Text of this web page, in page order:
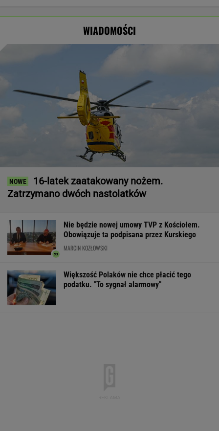
WIADOMOŚCI
16-latek zaatakowany nożem.
Zatrzymano dwóch nastolatków
Nie będzie nowej umowy TVP z Kościołem.
Obowiązuje ta podpisana przez Kurskiego
MARCIN KOZŁOWSKI
Większość Polaków nie chce płacić tego
podatku. "To sygnał alarmowy"